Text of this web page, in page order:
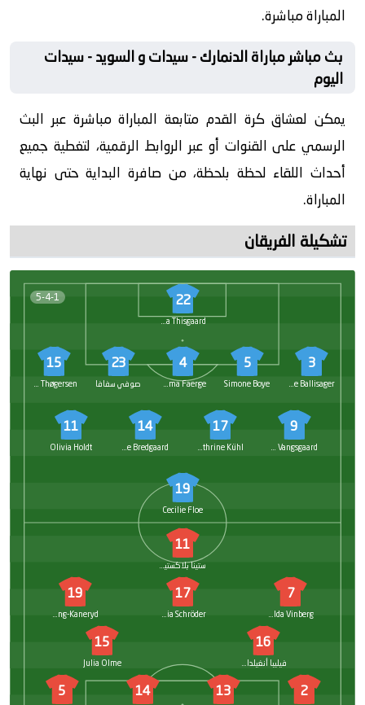
المباراة مباشرة.
بث مباشر مباراة الدنمارك - سيدات و السويد - سيدات
اليوم
يمكن لعشاق كرة القدم متابعة المباراة مباشرة عبر البث
الرسمي على القنوات أو عبر الروابط الرقمية، لتغطية جميع
أحداث اللقاء لحظة بلحظة، من صافرة البداية حتى نهاية
المباراة.
تشكيلة الفريقان
5-4-1 22
Freja Thisgaard
3
Stine Ballisager
5
Simone Boye
4
Emma Faerge
23
صوفي سفافا
15
Frederikke Thøgersen
9
Amalie Vangsgaard
17
Kathrine Kühl
14
Sofie Bredgaard
11
Olivia Holdt
19
Cecilie Floe
11
ستينا بلاكستينيوس
7
Matilda Vinberg
17
Felicia Schröder
19
Johanna Rytting-Kaneryd
16
فيليبا أنغيلداهل
15
Julia Olme
2
13
14
5